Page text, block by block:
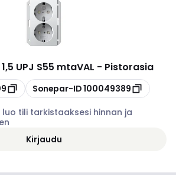
UPJ S55 mtaVAL - Pistorasia
Kopioi
Sonepar-ID100049389
tili tarkistaaksesi hinnan ja
Kirjaudu